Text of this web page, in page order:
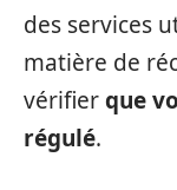
des services
matière de
vérifierque
régulé.